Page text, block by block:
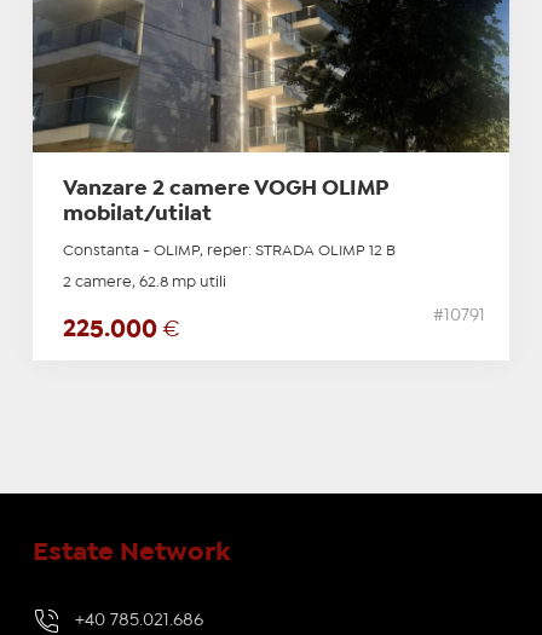
Vanzare 2 camere VOGH OLIMP
mobilat/utilat
Constanta - OLIMP, reper: STRADA OLIMP 12 B
2 camere, 62.8 mp utili
225.000 €
#10791
Estate Network
+40 785.021.686